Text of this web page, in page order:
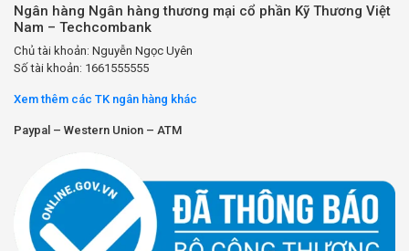
Ngân hàng Ngân hàng thương mại cổ phần Kỹ Thương Việt
Nam – Techcombank
Chủ tài khoản: Nguyễn Ngọc Uyên
Số tài khoản: 1661555555
Xem thêm các TK ngân hàng khác
Paypal – Western Union – ATM